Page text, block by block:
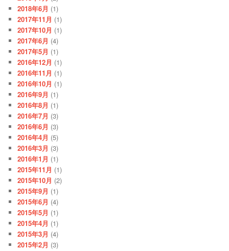
2018年6月 (1)
2017年11月 (1)
2017年10月 (1)
2017年6月 (4)
2017年5月 (1)
2016年12月 (1)
2016年11月 (1)
2016年10月 (1)
2016年9月 (1)
2016年8月 (1)
2016年7月 (3)
2016年6月 (3)
2016年4月 (5)
2016年3月 (3)
2016年1月 (1)
2015年11月 (1)
2015年10月 (2)
2015年9月 (1)
2015年6月 (4)
2015年5月 (1)
2015年4月 (1)
2015年3月 (4)
2015年2月 (3)